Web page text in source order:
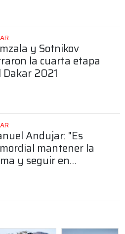
y Sotnikov
la cuarta etapa
Dakar 2021
Andujar: "Es
mantener la
y seguir en